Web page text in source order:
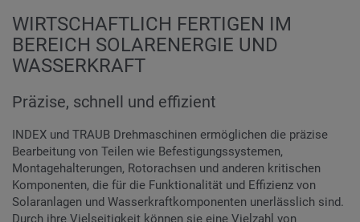
WIRTSCHAFTLICH FERTIGEN IM
BEREICH SOLARENERGIE UND
WASSERKRAFT
Präzise, schnell und effizient
INDEX und TRAUB Drehmaschinen ermöglichen die präzise
Bearbeitung von Teilen wie Befestigungssystemen,
Montagehalterungen, Rotorachsen und anderen kritischen
Komponenten, die für die Funktionalität und Effizienz von
Solaranlagen und Wasserkraftkomponenten unerlässlich sind.
Durch ihre Vielseitigkeit können sie eine Vielzahl von